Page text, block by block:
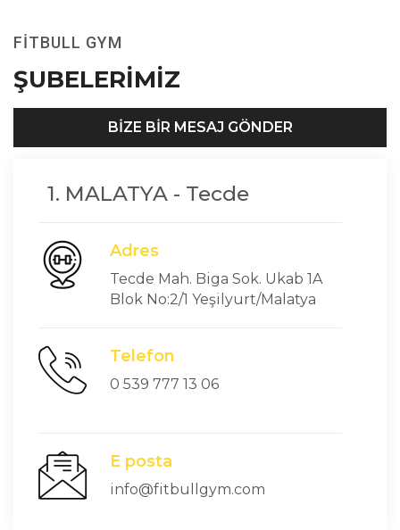
FITBULL GYM
ŞUBELERİMİZ
BIZE BIR MESAJ GÖNDER
1. MALATYA - Tecde
Adres
Tecde Mah. Biga Sok. Ukab 1A
Blok No:2/1 Yeşilyurt/Malatya
Telefon
0 539 777 13 06
E posta
info@fitbullgym.com